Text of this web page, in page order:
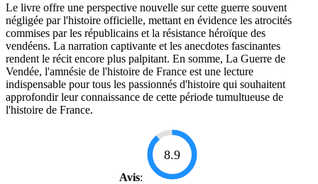
Le livre offre une perspective nouvelle sur cette guerre souvent
négligée par l'histoire officielle, mettant en évidence les atrocités
commises par les républicains et la résistance héroïque des
vendéens. La narration captivante et les anecdotes fascinantes
rendent le récit encore plus palpitant. En somme, La Guerre de
Vendée, l'amnésie de l'histoire de France est une lecture
indispensable pour tous les passionnés d'histoire qui souhaitent
approfondir leur connaissance de cette période tumultueuse de
l'histoire de France.
Avis:
8.9